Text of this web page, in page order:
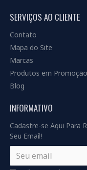
SERVIÇOS AO CLIENTE
Contato
Mapa do Site
Marcas
Produtos em Promoção
Blog
INFORMATIVO
Cadastre-se Aqui Para
Seu Email!